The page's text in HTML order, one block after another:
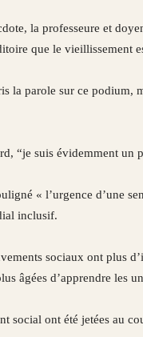
la professeure et
que le vieillissement
la parole sur ce podium,
“je suis évidemment un
« l’urgence d’une
inclusif.
sociaux ont plus
âgées d’apprendre les
social ont été jetées au